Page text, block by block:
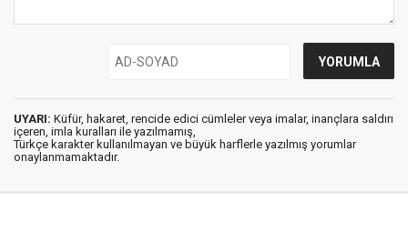
UYARI: Küfür, hakaret, rencide edici cümleler veya imalar, inançlara saldırı
içeren, imla kuralları ile yazılmamış,
Türkçe karakter kullanılmayan ve büyük harflerle yazılmış yorumlar
onaylanmamaktadır.